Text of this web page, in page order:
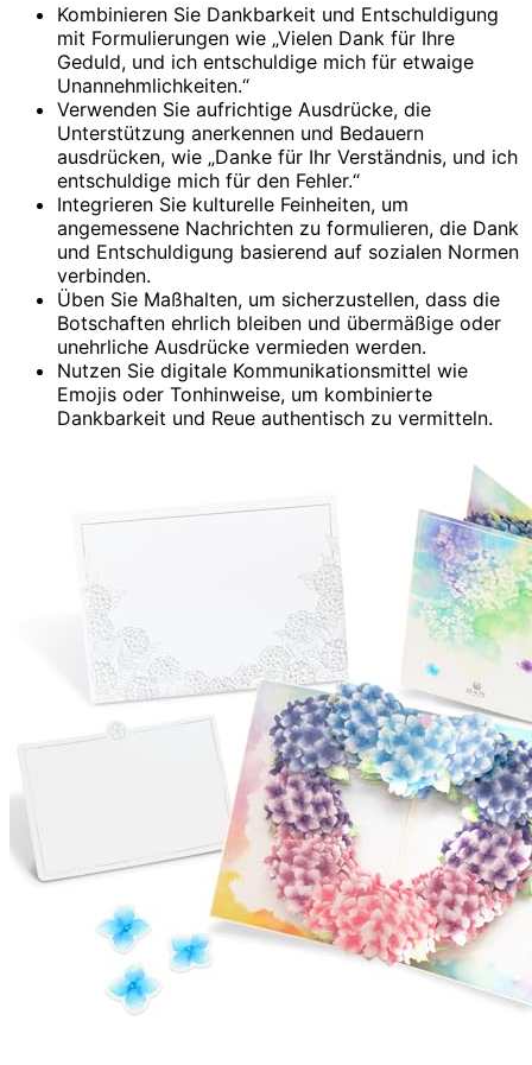
Kombinieren Sie Dankbarkeit und Entschuldigung
mit Formulierungen wie „Vielen Dank für Ihre
Geduld, und ich entschuldige mich für etwaige
Unannehmlichkeiten.“
Verwenden Sie aufrichtige Ausdrücke, die
Unterstützung anerkennen und Bedauern
ausdrücken, wie „Danke für Ihr Verständnis, und ich
entschuldige mich für den Fehler.“
Integrieren Sie kulturelle Feinheiten, um
angemessene Nachrichten zu formulieren, die Dank
und Entschuldigung basierend auf sozialen Normen
verbinden.
Üben Sie Maßhalten, um sicherzustellen, dass die
Botschaften ehrlich bleiben und übermäßige oder
unehrliche Ausdrücke vermieden werden.
Nutzen Sie digitale Kommunikationsmittel wie
Emojis oder Tonhinweise, um kombinierte
Dankbarkeit und Reue authentisch zu vermitteln.